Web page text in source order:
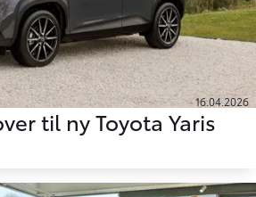
16.04.2026
til ny Toyota Yaris